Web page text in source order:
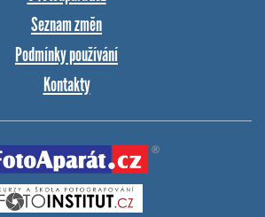
Seznam změn
Podmínky používání
Kontakty